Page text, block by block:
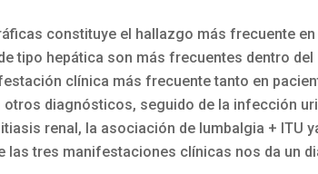
constituye el hallazgo más frecuente
tipo hepática son más frecuentes dentro del
clínica más frecuente tanto en
diagnósticos, seguido de la infección
renal, la asociación de lumbalgia + ITU
las tres manifestaciones clínicas nos da un